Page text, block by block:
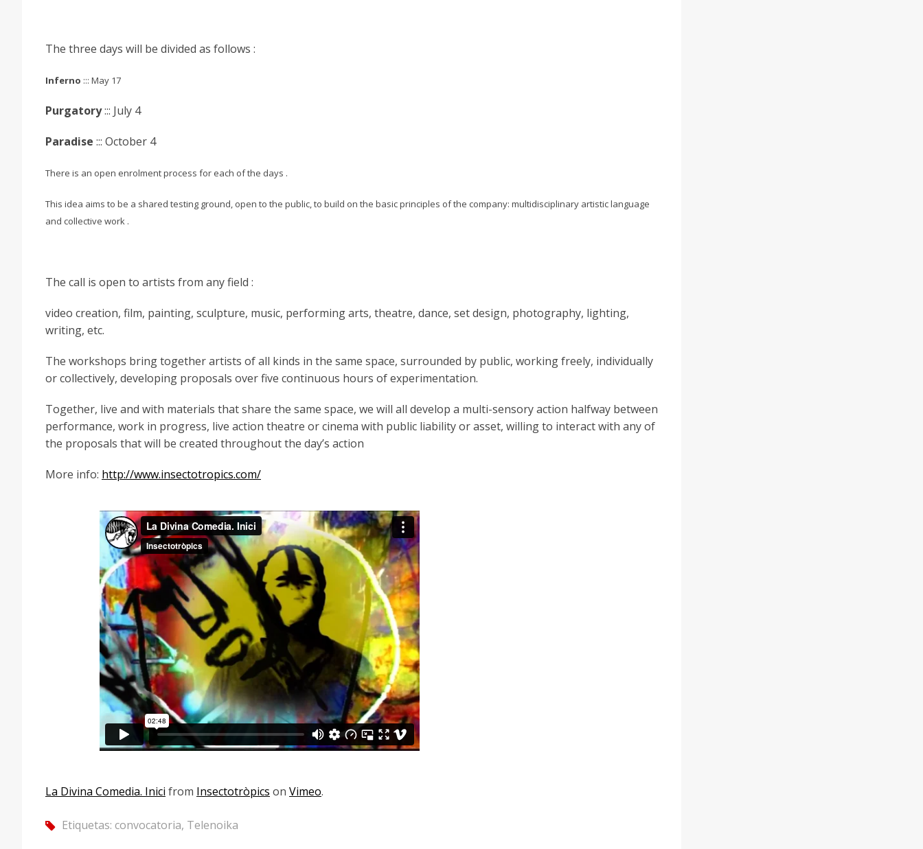
The three days will be divided as follows :
Inferno ::: May 17
Purgatory::: July 4
Paradise ::: October 4
There is an open enrolment process for each of the days .
This idea aims to be a shared testing ground, open to the public, to build on the basic principles of the company: multidisciplinary artistic language
and collective work .
The call is open to artists from any field :
video creation, film, painting, sculpture, music, performing arts, theatre, dance, set design, photography, lighting,
writing, etc.
The workshops bring together artists of all kinds in the same space, surrounded by public, working freely, individually
or collectively, developing proposals over five continuous hours of experimentation.
Together, live and with materials that share the same space, we will all develop a multi-sensory action halfway between
performance, work in progress, live action theatre or cinema with public liability or asset, willing to interact with any of
the proposals that will be created throughout the day’s action
More info: http://www.insectotropics.com/
La Divina Comedia. Inici from Insectotròpics on Vimeo.
tag Etiquetas: convocatoria, Telenoika